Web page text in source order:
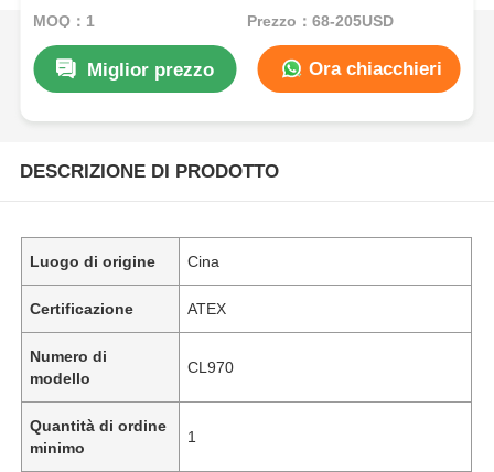
2
MOQ：1 Prezzo：68-205USD
Miglior prezzo Ora chiacchieri
DESCRIZIONE DI PRODOTTO
Luogo di origine Cina
Certificazione ATEX
Numero di
modello
CL970
Quantità di ordine
minimo
1